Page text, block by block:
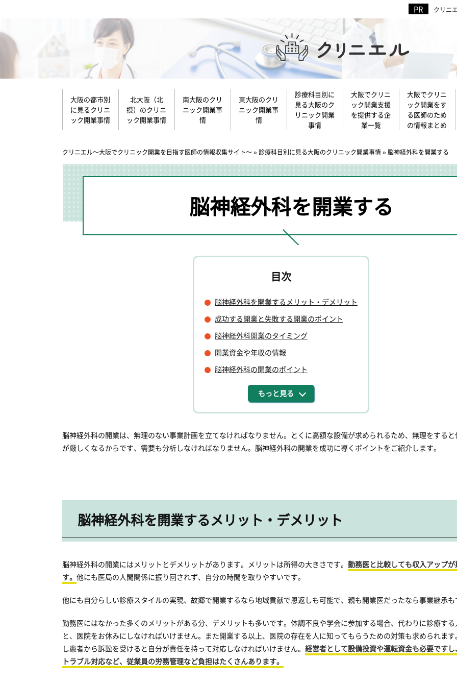
クリニ
大阪の都市別
に見るクリニ
ック開業事情
北大阪（北
摂）のクリニ
ック開業事情
南大阪のクリ
ニック開業事
情
東大阪のクリ
ニック開業事
情
診療科目別に
見る大阪のク
リニック開業
事情
大阪でクリニ
ック開業支援
を提供する企
業一覧
大阪でクリニ
ック開業をす
る医師のため
の情報まとめ
クリニエル～大阪でクリニック開業を目指す医師の情報収集サイト～»診療科目別に見る大阪のクリニック開業事情»脳神経外科を開業する
脳神経外科を開業する
脳神経外科を開業するメリット・デメリット
成功する開業と失敗する開業のポイント
脳神経外科開業のタイミング
開業資金や年収の情報
脳神経外科の開業のポイント
もっと見る
脳神経外科の開業は、無理のない事業計画を立てなければなりません。とくに高額な設備が求められるため、無理をする
が厳しくなるからです、需要も分析しなければなりません。脳神経外科の開業を成功に導くポイントをご紹介します。
脳神経外科を開業するメリット・デメリット
脳神経外科の開業にはメリットとデメリットがあります。メリットは所得の大きさです。 勤務医と比較しても収入アップ
す。 他にも医局の人間関係に振り回されず、自分の時間を取りやすいです。
他にも自分らしい診療スタイルの実現、故郷で開業するなら地域貢献で恩返しも可能で、親も開業医だったなら事業継承
勤務医にはなかった多くのメリットがある分、デメリットも多いです。体調不良や学会に参加する場合、代わりに診療す
と、医院をお休みにしなければいけません。また開業する以上、医院の存在を人に知ってもらうための対策も求められま
し患者から訴訟を受けると自分が責任を持って対応しなければいけません。 経営者として設備投資や運転資金も必要です
トラブル対応など、従業員の労務管理など負担はたくさんあります。